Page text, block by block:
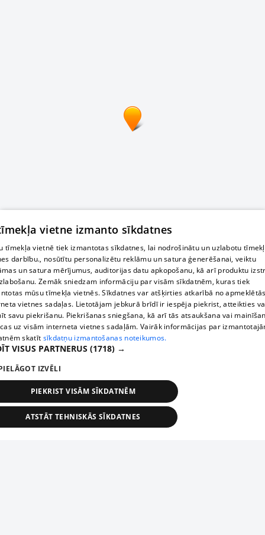
vietne izmanto sīkdatnes
tīmekļa vietnē tiek izmantotas sīkdatnes, lai nodrošinātu un uzlabotu
darbību., nosūtītu personalizētu reklāmu un satura ģenerēšanai, veiktu
un satura mērījumus, auditorijas datu apkopošanu, kā arī produktu
Zemāk sniedzam informāciju par visām sīkdatnēm, kuras tiek
mūsu tīmekļa vietnēs. Sīkdatnes var atšķirties atkarībā no
vietnes sadaļas. Lietotājam jebkurā brīdī ir iespēja piekrist, atteikties
savu piekrišanu. Piekrišanas sniegšana, kā arī tās atsaukšana vai
uz visām interneta vietnes sadaļām. Vairāk informācijas par
skatīt sīkdatņu izmantošanas noteikumos.
VISUS PARTNERUS (1718) →
IZVĒLI
PIEKRIST VISĀM SĪKDATNĒM
ATSTĀT TEHNISKĀS SĪKDATNES